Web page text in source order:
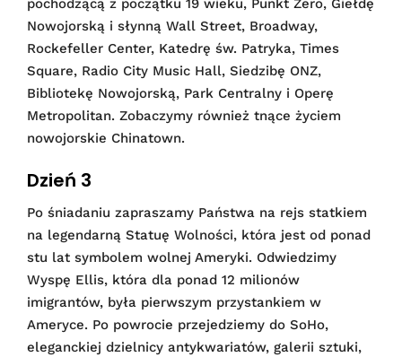
pochodzącą z początku 19 wieku, Punkt Zero, Giełdę
Nowojorską i słynną Wall Street, Broadway,
Rockefeller Center, Katedrę św. Patryka, Times
Square, Radio City Music Hall, Siedzibę ONZ,
Bibliotekę Nowojorską, Park Centralny i Operę
Metropolitan. Zobaczymy również tnące życiem
nowojorskie Chinatown.
Dzień 3
Po śniadaniu zapraszamy Państwa na rejs statkiem
na legendarną Statuę Wolności, która jest od ponad
stu lat symbolem wolnej Ameryki. Odwiedzimy
Wyspę Ellis, która dla ponad 12 milionów
imigrantów, była pierwszym przystankiem w
Ameryce. Po powrocie przejedziemy do SoHo,
eleganckiej dzielnicy antykwariatów, galerii sztuki,